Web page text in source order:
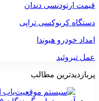
قیمت ارتودنسی دندان
دستگاه کربوکسی تراپی
امداد خودرو هیوندا
عمل تیروئید
پربازدیدترین مطالب